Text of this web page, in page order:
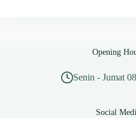
Opening
Senin - Jumat
Social